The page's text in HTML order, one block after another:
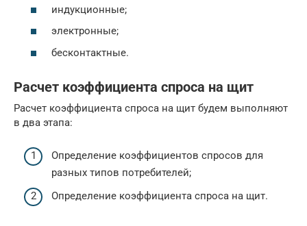
индукционные;
электронные;
бесконтактные.
Расчет коэффициента спроса на щит
Расчет коэффициента спроса на щит будем выполняют
в два этапа:
Определение коэффициентов спросов для
разных типов потребителей;
Определение коэффициента спроса на щит.